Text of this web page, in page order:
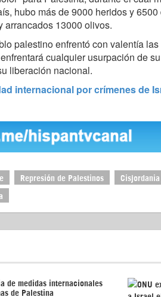
hubo más de 9000 heridos y
arrancados 13000 olivos.
palestino enfrentó con valentía las
cualquier usurpación de
liberación nacional.
internacional por crímenes de
Represión de Palestinos Cisjordania
de medidas internacionales
de Palestina